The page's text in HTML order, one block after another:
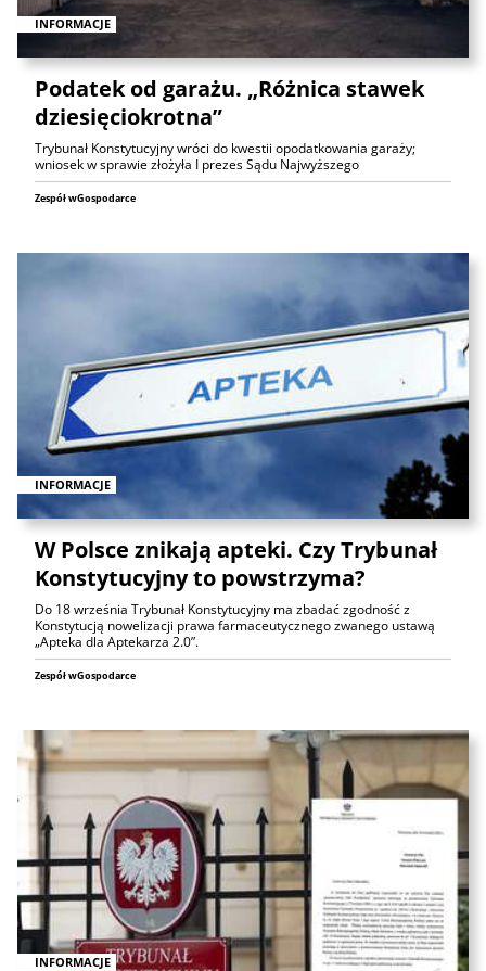
INFORMACJE
Podatek od garażu. „Różnica stawek
dziesięciokrotna”
Trybunał Konstytucyjny wróci do kwestii opodatkowania garaży;
wniosek w sprawie złożyła I prezes Sądu Najwyższego
Zespół wGospodarce
INFORMACJE
W Polsce znikają apteki. Czy Trybunał
Konstytucyjny to powstrzyma?
Do 18 września Trybunał Konstytucyjny ma zbadać zgodność z
Konstytucją nowelizacji prawa farmaceutycznego zwanego ustawą
„Apteka dla Aptekarza 2.0”.
Zespół wGospodarce
INFORMACJE